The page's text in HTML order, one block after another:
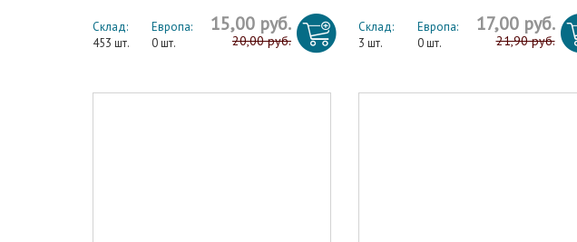
Склад:
453 шт.
Европа:
0 шт.
15,00 руб.
20,00 руб.
Склад:
3 шт.
Европа:
0 шт.
17,00 руб.
21,90 руб.